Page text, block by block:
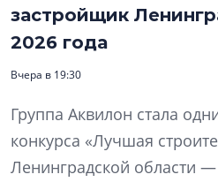
застройщик
2026 года
Вчера в 19:30
Группа Аквилон стала
конкурса «Лучшая
Ленинградской области